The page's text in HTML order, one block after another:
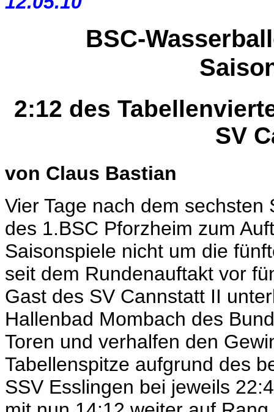
BSC-
2:12 des
SV
von Claus Bastian
Vier Tage nach dem
des 1.BSC Pforzheim zum
Saisonspiele nicht um die
seit dem Rundenauftakt vor
Gast des SV Cannstatt II
Hallenbad Mombach des
Toren und verhalfen den
Tabellenspitze aufgrund des
SSV Esslingen bei jeweils